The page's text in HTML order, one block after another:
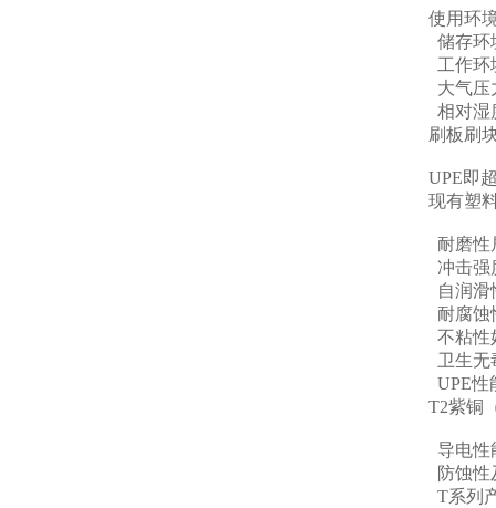
使用环
储存
工作
大气压
相对湿
刷板刷
UPE即
现有塑
耐磨性
冲击强
自润滑
耐腐蚀
不粘性
卫生无
UPE性
T2紫铜
导电性
防蚀性
T系列